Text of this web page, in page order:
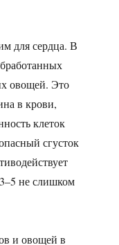
для сердца. В
овощей. Это
в крови,
клеток
сгусток
не слишком
и овощей в